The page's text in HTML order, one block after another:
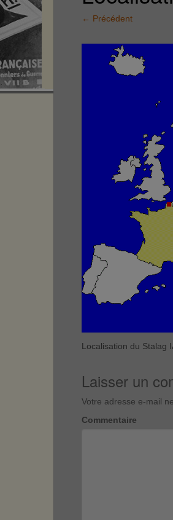
← Précédent
Localisation du Stalag
Laisser un
Votre adresse e-mail
Commentaire